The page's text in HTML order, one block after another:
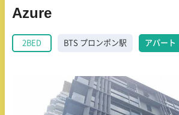
Azure
2BED BTS プロンポン駅 アパート